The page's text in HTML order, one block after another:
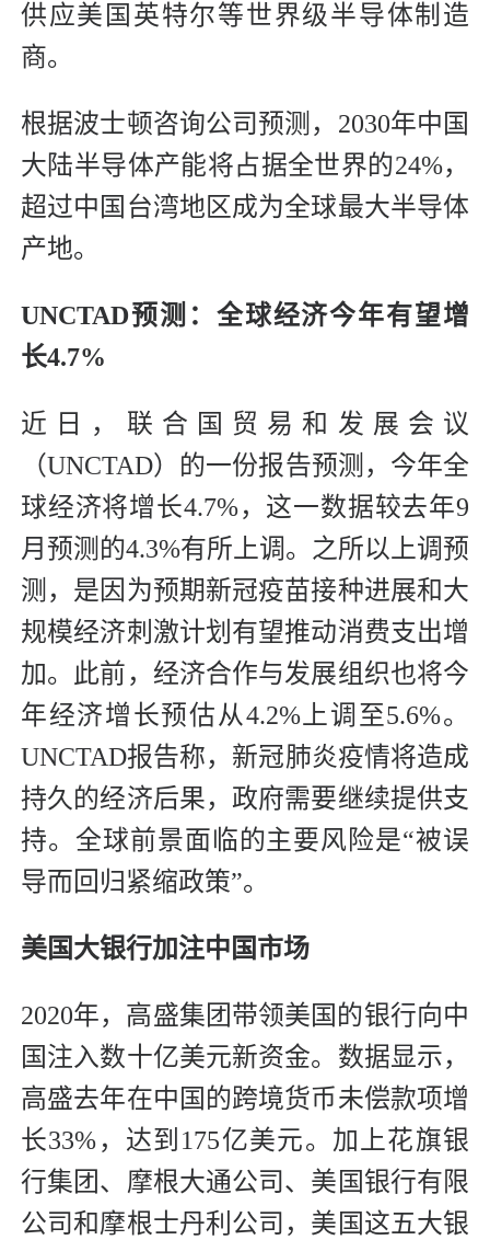
供应美国英特尔等世界级半导体制造
商。
根据波士顿咨询公司预测，2030年中国
大陆半导体产能将占据全世界的24%，
超过中国台湾地区成为全球最大半导体
产地。
UNCTAD预测：全球经济今年有望增
长4.7%
近日，联合国贸易和发展会议
（UNCTAD）的一份报告预测，今年全
球经济将增长4.7%，这一数据较去年9
月预测的4.3%有所上调。之所以上调预
测，是因为预期新冠疫苗接种进展和大
规模经济刺激计划有望推动消费支出增
加。此前，经济合作与发展组织也将今
年经济增长预估从4.2%上调至5.6%。
UNCTAD报告称，新冠肺炎疫情将造成
持久的经济后果，政府需要继续提供支
持。全球前景面临的主要风险是“被误
导而回归紧缩政策”。
美国大银行加注中国市场
2020年，高盛集团带领美国的银行向中
国注入数十亿美元新资金。数据显示，
高盛去年在中国的跨境货币未偿款项增
长33%，达到175亿美元。加上花旗银
行集团、摩根大通公司、美国银行有限
公司和摩根士丹利公司，美国这五大银